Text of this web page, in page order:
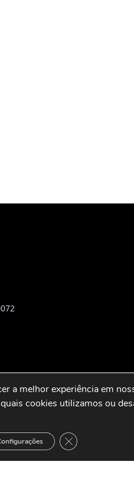
a melhor experiência em
cookies utilizamos ou
Close GDPR